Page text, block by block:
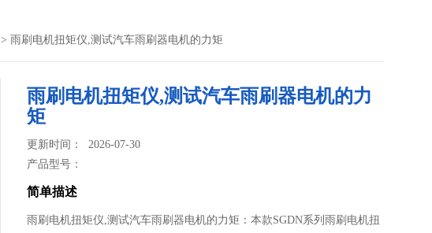
> 雨刷电机扭矩仪,测试汽车雨刷器电机的力矩
雨刷电机扭矩仪,测试汽车雨刷器电机的力
矩
更新时间： 2026-07-30
产品型号：
简单描述
雨刷电机扭矩仪,测试汽车雨刷器电机的力矩：本款SGDN系列雨刷电机扭